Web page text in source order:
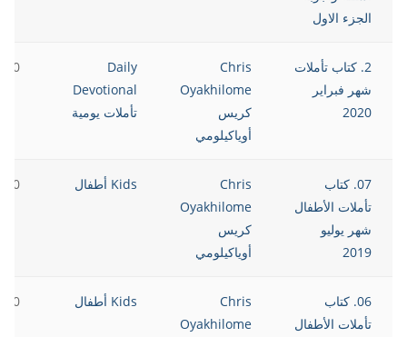
الجزء الاول
2. كتاب تأملات
شهر فبراير
2020
Chris
Oyakhilome
كريس
أوياكيلومي
Daily
Devotional
تأملات يومية
07. كتاب
تأملات الأطفال
شهر يوليو
2019
Chris
Oyakhilome
كريس
أوياكيلومي
Kids أطفال
06. كتاب
تأملات الأطفال
Chris
Oyakhilome
Kids أطفال